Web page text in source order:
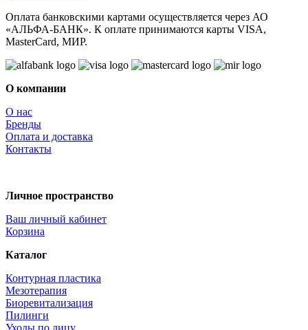
Оплата банковскими картами осуществляется через АО
«АЛЬФА-БАНК». К оплате принимаются карты VISA,
MasterCard, МИР.
О компании
О нас
Бренды
Оплата и доставка
Контакты
Личное пространство
Ваш личный кабинет
Корзина
Каталог
Контурная пластика
Мезотерапия
Биоревитализация
Пилинги
Уходы по лицу